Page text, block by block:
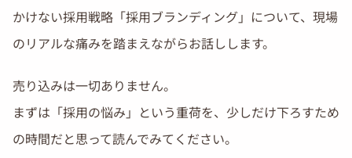
かけない採用戦略「採用ブランディング」について、現場
のリアルな痛みを踏まえながらお話しします。
売り込みは一切ありません。
まずは「採用の悩み」という重荷を、少しだけ下ろすため
の時間だと思って読んでみてください。